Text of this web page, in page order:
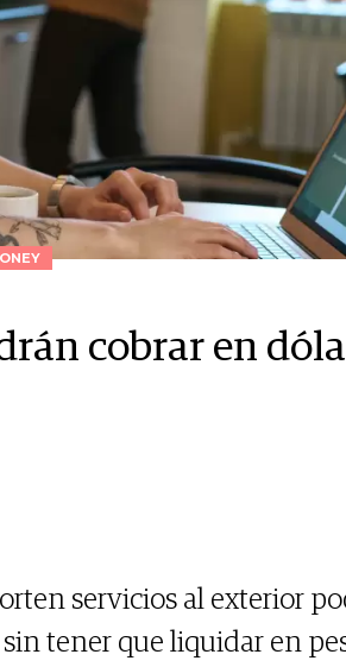
cobrar en
servicios al exterior
tener que liquidar en